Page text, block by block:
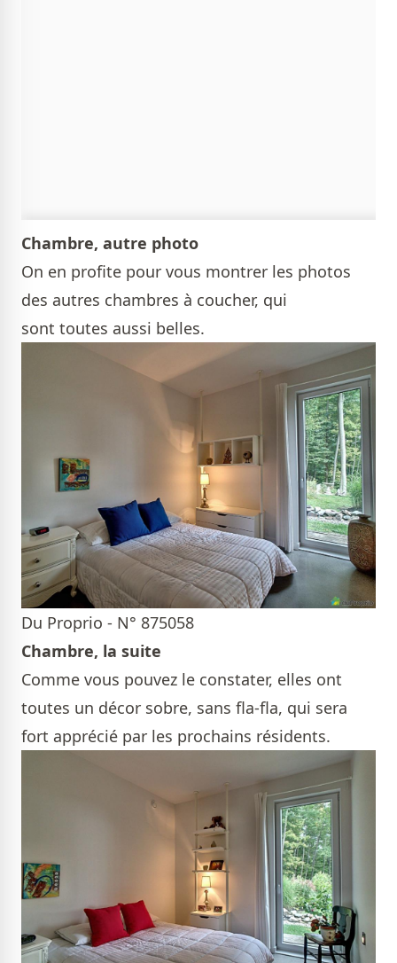
Chambre, autre photo
On en profite pour vous montrer les photos
des autres chambres à coucher, qui
sont toutes aussi belles.
Du Proprio - N° 875058
Chambre, la suite
Comme vous pouvez le constater, elles ont
toutes un décor sobre, sans fla-fla, qui sera
fort apprécié par les prochains résidents.